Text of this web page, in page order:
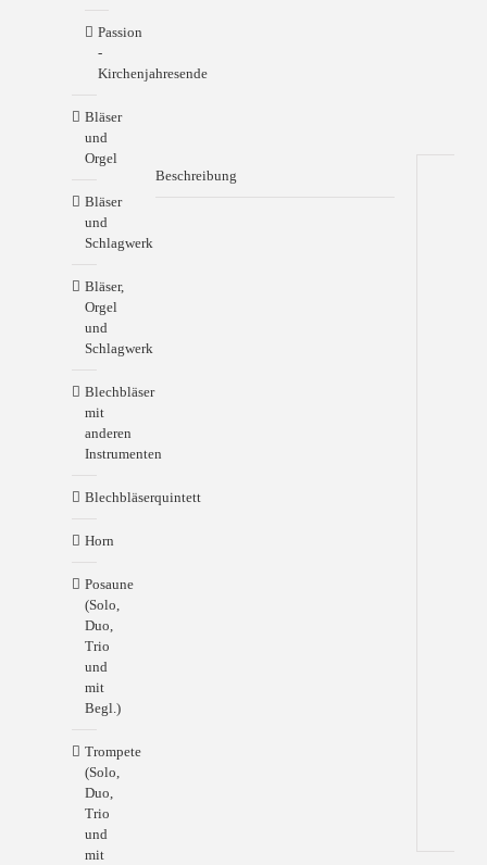
Beschreibung
Passion
-
Kirchenjahresende
Bläser
und
Orgel
Bläser
und
Schlagwerk
Bläser,
Orgel
und
Schlagwerk
Blechbläser
mit
anderen
Instrumenten
Blechbläserquintett
Horn
Posaune
(Solo,
Duo,
Trio
und
mit
Begl.)
Trompete
(Solo,
Duo,
Trio
und
mit